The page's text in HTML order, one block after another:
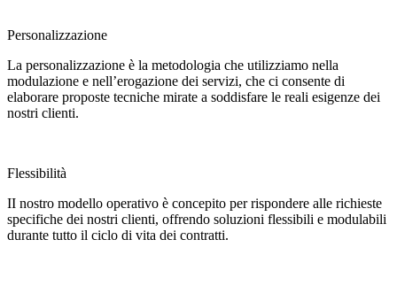
Personalizzazione
La personalizzazione è la metodologia che utilizziamo nella
modulazione e nell’erogazione dei servizi, che ci consente di
elaborare proposte tecniche mirate a soddisfare le reali esigenze dei
nostri clienti.
Flessibilità
II nostro modello operativo è concepito per rispondere alle richieste
specifiche dei nostri clienti, offrendo soluzioni flessibili e modulabili
durante tutto il ciclo di vita dei contratti.